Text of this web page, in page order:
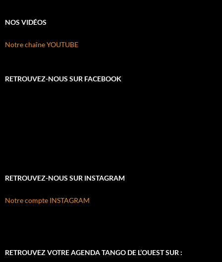
NOS VIDÉOS
Notre chaîne YOUTUBE
RETROUVEZ-NOUS SUR FACEBOOK
RETROUVEZ-NOUS SUR INSTAGRAM
Notre compte INSTAGRAM
RETROUVEZ VOTRE AGENDA TANGO DE L’OUEST SUR :